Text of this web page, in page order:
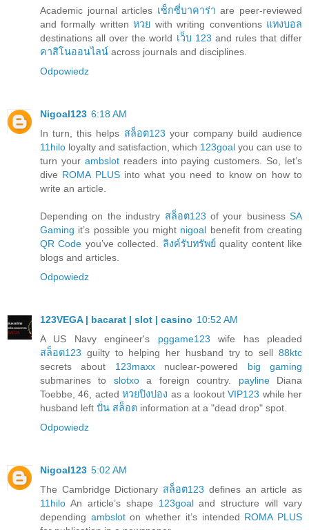
Academic journal articles เซ็กซี่บาคาร่า are peer-reviewed
and formally writtenหวย with writing conventions แทงบอล
destinations all over the world เว็บ 123 and rules that differ
คาสิโนออนไลน์ across journals and disciplines.
Odpowiedz
Nigoal123 6:18 AM
In turn, this helps สล็อต123 your company build audience
11hilo loyalty and satisfaction, which 123goal you can use to
turn your ambslotreaders into paying customers. So, let’s
dive ROMA PLUSinto what you need to know on how to
write an article.
Depending on the industry สล็อต123 of your business SA
Gaming it’s possible you might nigoal benefit from creating
QR Code you’ve collected. ลิงค์รับทรัพย์quality content like
blogs and articles.
Odpowiedz
123VEGA | bacarat | slot | casino 10:52 AM
A US Navy engineer's pggame123 wife has pleaded
สล็อต123 guilty to helping her husband try to sell 88ktc
secrets about 123maxxnuclear-powered big gaming
submarines to slotxoa foreign country. paylineDiana
Toebbe, 46, actedหวยปิงปอง as a lookoutVIP123 while her
husband left ปั่น สล็อต information at a "dead drop" spot.
Odpowiedz
Nigoal123 5:02 AM
The Cambridge Dictionary สล็อต123 defines an article as
11hilo An article’s shape 123goaland structure will vary
depending ambsloton whether it’s intended ROMA PLUS